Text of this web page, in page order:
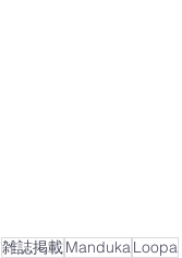
雑誌掲載MandukaLoopa